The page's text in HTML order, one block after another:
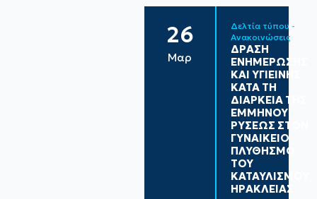
26
Μαρ
Δελτία τύπου -
Ανακοινώσεις
ΔΡΑΣΗ
ΕΝΗΜΕΡΩΣΗΣ
ΚΑΙ ΥΓΙΕΙΝΗΣ
ΚΑΤΑ ΤΗ
ΔΙΑΡΚΕΙΑ ΤΗΣ
ΕΜΜΗΝΟΥ
ΡΥΣΕΩΣ ΣΤΟΝ
ΓΥΝΑΙΚΕΙΟ
ΠΛΥΘΗΣΜΌ
ΤΟΥ
ΚΑΤΑΥΛΙΣΜΟΥ
ΗΡΑΚΛΕΙΑΣ